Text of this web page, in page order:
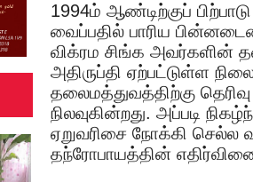
1994ம் ஆண்டிற்குப்
வைப்பதில் பாரிய
விக்ரம சிங்க அவர்களின்
அதிருப்தி ஏற்பட்டுள்ள
தலைமத்துவத்திற்கு
நிலவுகின்றது. அப்படி
ஏறுவரிசை நோக்கி செல்ல
தந்ரோபாயத்தின்